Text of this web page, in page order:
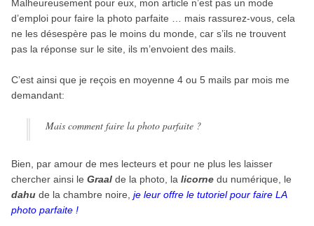
Malheureusement pour eux, mon article n’est pas un mode
d’emploi pour faire la photo parfaite … mais rassurez-vous, cela
ne les désespère pas le moins du monde, car s’ils ne trouvent
pas la réponse sur le site, ils m’envoient des mails.
C’est ainsi que je reçois en moyenne 4 ou 5 mails par mois me
demandant:
Mais comment faire la photo parfaite ?
Bien, par amour de mes lecteurs et pour ne plus les laisser
chercher ainsi le Graalde la photo, la licornedu numérique, le
dahude la chambre noire, je leur offre le tutoriel pour faire LA
photo parfaite !